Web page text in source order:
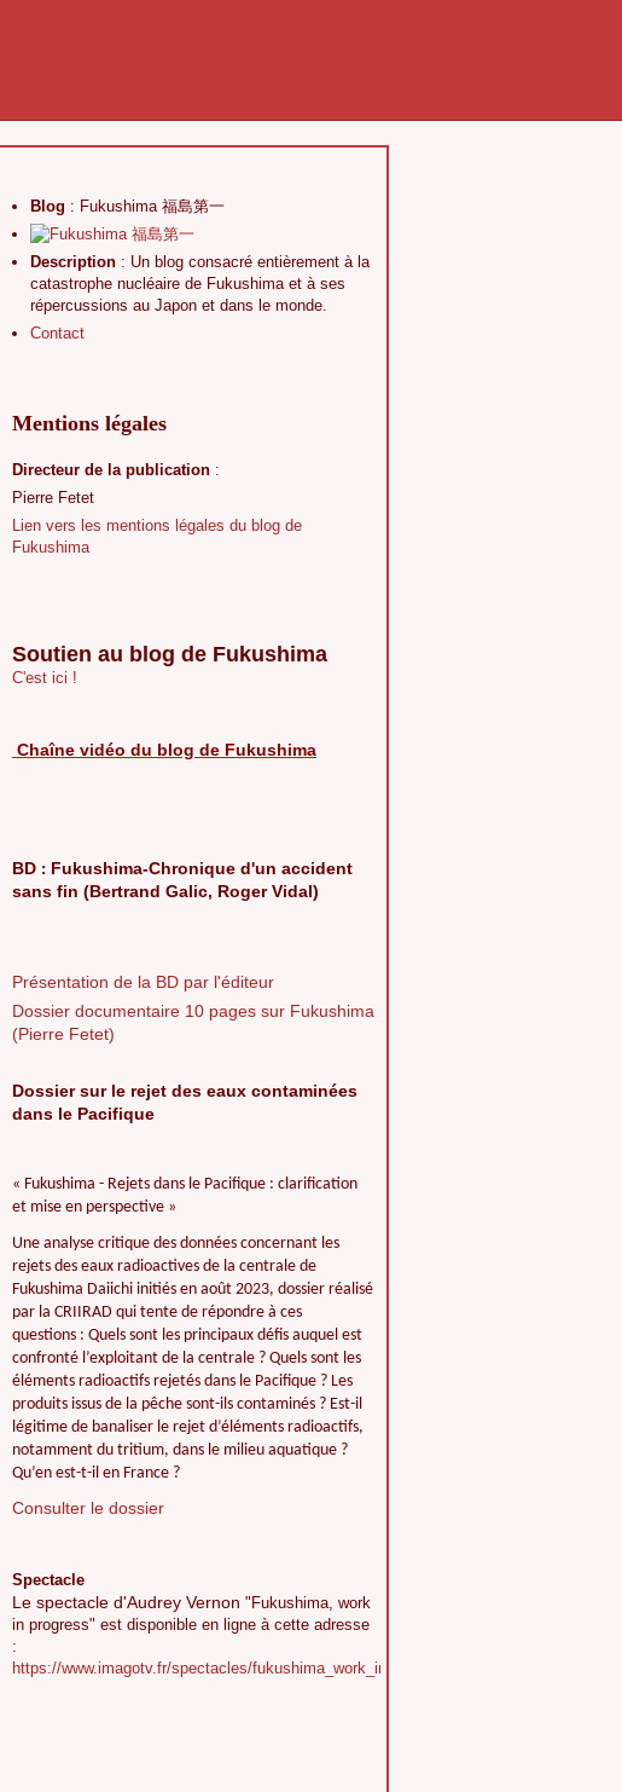
Blog : Fukushima 福島第一
Description : Un blog consacré entièrement à la
catastrophe nucléaire de Fukushima et à ses
répercussions au Japon et dans le monde.
Contact
Mentions légales
Directeur de la publication :
Pierre Fetet
Lien vers les mentions légales du blog de
Fukushima
Soutien au blog de Fukushima
C'est ici !
Chaîne vidéo du blog de Fukushima
BD : Fukushima-Chronique d'un accident
sans fin (Bertrand Galic, Roger Vidal)
Présentation de la BD par l'éditeur
Dossier documentaire 10 pages sur Fukushima
(Pierre Fetet)
Dossier sur le rejet des eaux contaminées
dans le Pacifique
« Fukushima - Rejets dans le Pacifique : clarification
et mise en perspective »
Une analyse critique des données concernant les
rejets des eaux radioactives de la centrale de
Fukushima Daiichi initiés en août 2023, dossier réalisé
par la CRIIRAD qui tente de répondre à ces
questions : Quels sont les principaux défis auquel est
confronté l’exploitant de la centrale ? Quels sont les
éléments radioactifs rejetés dans le Pacifique ? Les
produits issus de la pêche sont-ils contaminés ? Est-il
légitime de banaliser le rejet d’éléments radioactifs,
notamment du tritium, dans le milieu aquatique ?
Qu’en est-t-il en France ?
Consulter le dossier
Spectacle
Le spectacle d'Audrey Vernon "Fukushima, work
in progress" est disponible en ligne à cette adresse
:
https://www.imagotv.fr/spectacles/fukushima_work_in_progress